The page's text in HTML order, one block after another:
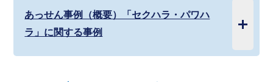
あっせん事例（概要）「セクハラ・パワハ
ラ」に関する事例